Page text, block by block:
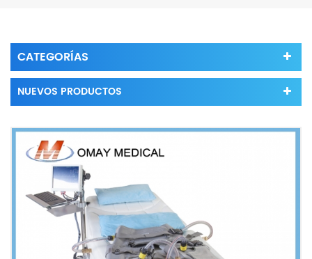
CATEGORÍAS
NUEVOS PRODUCTOS